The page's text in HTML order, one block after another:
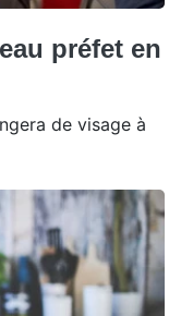
préfet en
de visage à